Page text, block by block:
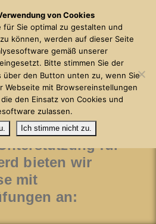
für
bieten wir
mit
an:
von Cookies
für Sie optimal zu gestalten und
können, werden auf dieser Seite
gemäß unserer
Bitte stimmen Sie der
über den Button unten zu, wenn Sie
Webseite mit Browsereinstellungen
den Einsatz von Cookies und
zulassen.
Ich stimme nicht zu.